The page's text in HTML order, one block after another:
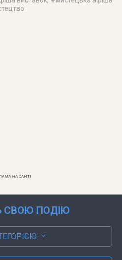
НА САЙТІ
СВОЮ ПОДІЮ